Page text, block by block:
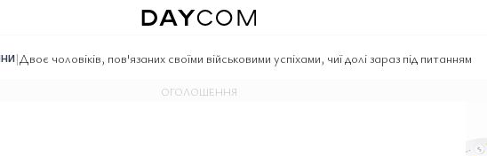
|Двоє чоловіків, пов'язаних своїми військовими успіхами, чиї долі зараз під питанням
ОГОЛОШЕННЯ